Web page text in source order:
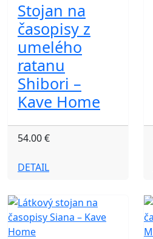
Stojan na
časopisy z
umelého
ratanu
Shibori –
Kave Home
54.00 €
DETAIL